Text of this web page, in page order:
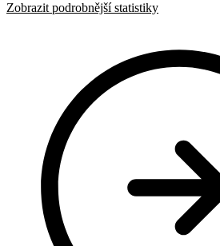
Zobrazit podrobnější statistiky